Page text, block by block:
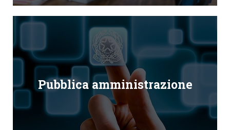
Pubblica amministrazione